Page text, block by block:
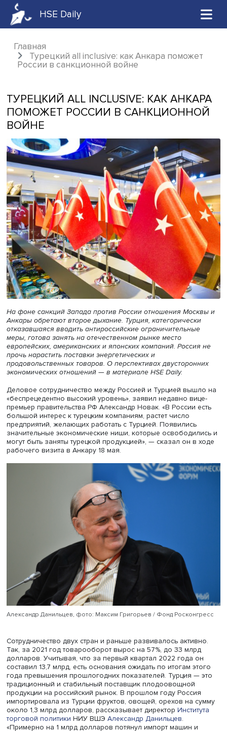
HSE Daily
Главная
Турецкий all inclusive: как Анкара
ТУРЕЦКИЙ ALL INCLUSIVE: КАК
ПОМОЖЕТ РОССИИ В
ВОЙНЕ
На фоне санкций Запада против России отношения
Анкары обретают второе дыхание. Турция,
отказавшаяся вводить антироссийские
меры, готова занять на отечественном рынке место
европейских, американских и японских компаний.
прочь нарастить поставки энергетических и
продовольственных товаров. О перспективах
экономических отношений — в материалеHSE Daily
Деловое сотрудничество между Россией и Турцией
премьер правительства РФ Александр Новак. «В России
большой интерес к турецким компаниям, растет число
предприятий, желающих работать с Турцией. Появились
значительные экономические ниши, которые
могут быть заняты турецкой продукцией», — сказал он
рабочего визита в Анкару 18 мая.
Александр Данильцев, фото: Максим Григорьев / Фонд